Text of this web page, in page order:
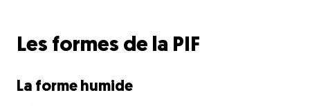
Les formes de la PIF
La forme humide